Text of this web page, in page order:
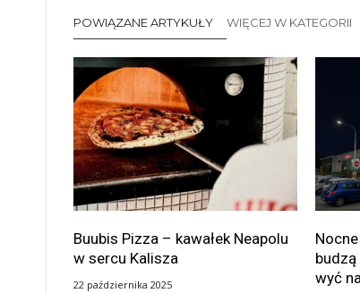
POWIĄZANE ARTYKUŁY WIĘCEJ W KATEGORII
Buubis Pizza – kawałek Neapolu
w sercu Kalisza
22 października 2025
wyć